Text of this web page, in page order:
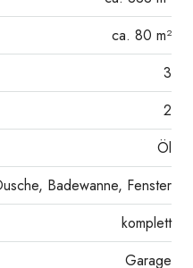
ca. 80 m²
3
2
Öl
Badewanne, Fenster
komplett
Garage